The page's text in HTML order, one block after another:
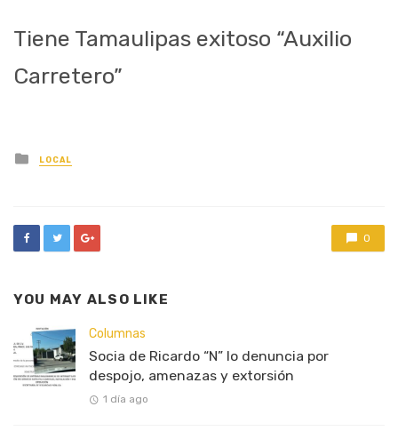
Tiene Tamaulipas exitoso “Auxilio
Carretero”
Posted
in
LOCAL
0
YOU MAY ALSO LIKE
Columnas
Socia de Ricardo “N” lo denuncia por
despojo, amenazas y extorsión
1 día ago